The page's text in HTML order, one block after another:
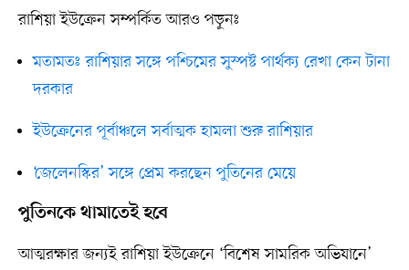
রাশিয়া ইউক্রেন সম্পর্কিত আরও পড়ুনঃ
মতামতঃ রাশিয়ার সঙ্গে পশ্চিমের সুস্পষ্ট পার্থক্য রেখা কেন টানা
দরকার
ইউক্রেনের পূর্বাঞ্চলে সর্বাত্মক হামলা শুরু রাশিয়ার
‘জেলেনস্কির’ সঙ্গে প্রেম করছেন পুতিনের মেয়ে
পুতিনকে থামাতেই হবে
আত্মরক্ষার জন্যই রাশিয়া ইউক্রেনে ‘বিশেষ সামরিক অভিযানে’